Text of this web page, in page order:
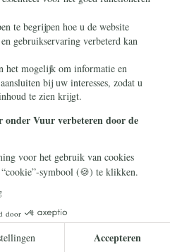
gaan voor een
Partij in de
met een pakket aan